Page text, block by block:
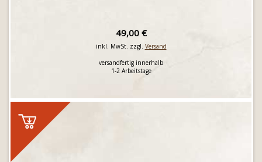
49,00 €
inkl. MwSt. zzgl. Versand
versandfertig innerhalb
1-2 Arbeitstage